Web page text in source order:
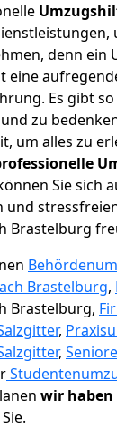
denn ein
eine
Es gibt so
und zu
um alles zu
Sie sich
und
Brastelburg
Brastelburg,
Brastelburg,
,
,
wir haben